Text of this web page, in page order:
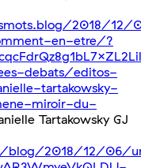
2018/
en-etre/?
debats/editos-
tartakowsky-
miroir-du-
Tartakowsky GJ
blog/2018/12/06/